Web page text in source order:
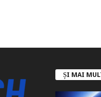
ȘI MAI